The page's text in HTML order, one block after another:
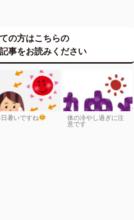
の方はこちらの
事をお読みください
暑いですね 体の冷やし過ぎに注
意です